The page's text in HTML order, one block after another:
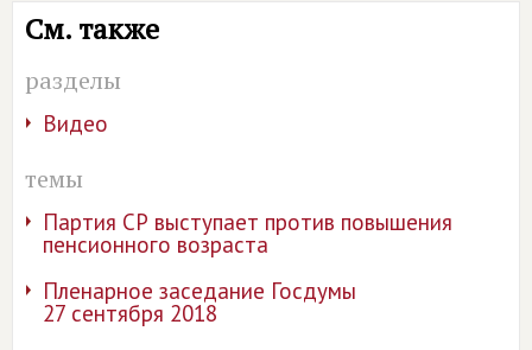
См. также
разделы
Видео
темы
Партия СР выступает против повышения
пенсионного возраста
Пленарное заседание Госдумы
27 сентября 2018